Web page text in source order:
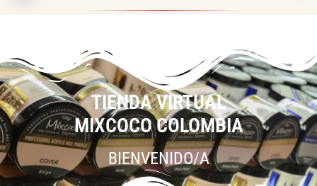
TIENDA VIRTUAL
MIXCOCO COLOMBIA
BIENVENIDO/A